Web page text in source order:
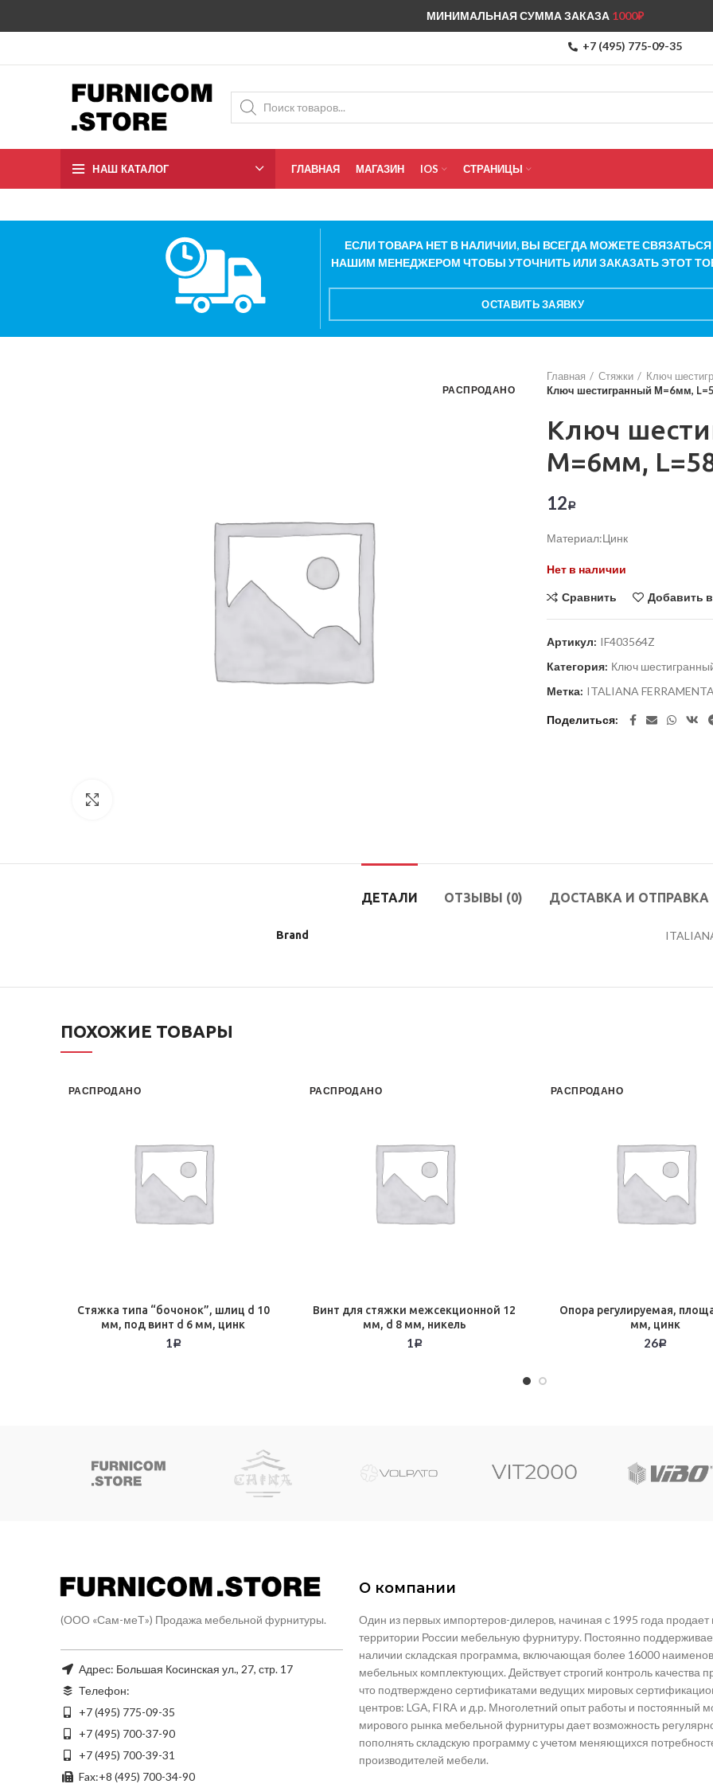
+7 (495) 775-09-35
НАШ КАТАЛОГ ГЛАВНАЯ МАГАЗИН IOS СТРАНИЦЫ
ЕСЛИ ТОВАРА НЕТ В НАЛИЧИИ, ВЫ ВСЕГДА МОЖЕТЕ СВЯЗАТЬСЯ
НАШИМ МЕНЕДЖЕРОМ ЧТОБЫ УТОЧНИТЬ ИЛИ ЗАКАЗАТЬ ЭТОТ
ОСТАВИТЬ ЗАЯВКУ
РАСПРОДАНО
Главная Стяжки
Ключ
Ключ шестигранный М=6мм,
Ключ
М=6мм,
12 Р
Материал:Цинк
Нет в наличии
Сравнить Добавить
Артикул: IF403564Z
Категория: Ключ
Метка: ITALIANA FERRAMENTA
Поделиться
ДЕТАЛИ ОТЗЫВЫ (0) ДОСТАВКА И ОТПРАВКА
Brand
ПОХОЖИЕ ТОВАРЫ
РАСПРОДАНО
Стяжка типа “бочонок”, шлиц d 10
мм, под винт d 6 мм, цинк
1 Р
РАСПРОДАНО
Винт для стяжки межсекционной 12
мм, d 8 мм, никель
1 Р
РАСПРОДАНО
Опора регулируемая,
мм, цинк
26Р
(ООО «Сам-меТ») Продажа мебельной фурнитуры.
Адрес: Большая Косинская ул., 27, стр. 17
Телефон:
+7 (495) 775-09-35
+7 (495) 700-37-90
+7 (495) 700-39-31
Fax:+8 (495) 700-34-90
О компании
Один из первых импортеров-дилеров, начиная с 1995 года продает
территории России мебельную фурнитуру. Постоянно
наличии складская программа, включающая более 16000
мебельных комплектующих. Действует строгий контроль качества
что подтверждено сертификатами ведущих мировых
центров: LGA, FIRA и д.р. Многолетний опыт работы и постоянный
мирового рынка мебельной фурнитуры дает возможность
пополнять складскую программу с учетом меняющихся
производителей мебели.
МИНИМАЛЬНАЯ СУММА ЗАКАЗА 1000₽